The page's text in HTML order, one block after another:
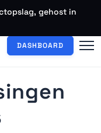
gehost in
DASHBOARD